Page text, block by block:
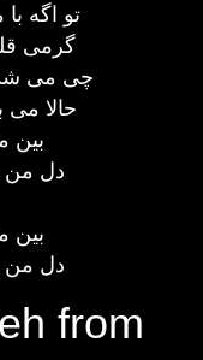
تو اگه
گرمی
چی می شد
حالا می
بین
دل من
بین
دل من
from